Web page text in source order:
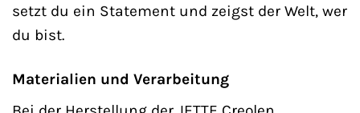
setzt du ein Statement und zeigst der Welt, wer
du bist.
Materialien und Verarbeitung